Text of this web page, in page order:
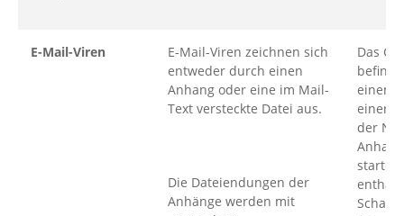
E-Mail-Viren
E-Mail-Viren zeichnen sich
entweder durch einen
Anhang oder eine im Mail-
Text versteckte Datei aus.
Die Dateiendungen der
Anhänge werden mit
Das
einem
einer
der
startet